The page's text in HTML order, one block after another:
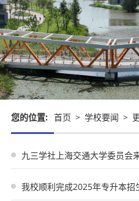
您的位置: 首页 > 学校要闻 >
九三学社上海交通大学委员会
我校顺利完成2025年专升本招